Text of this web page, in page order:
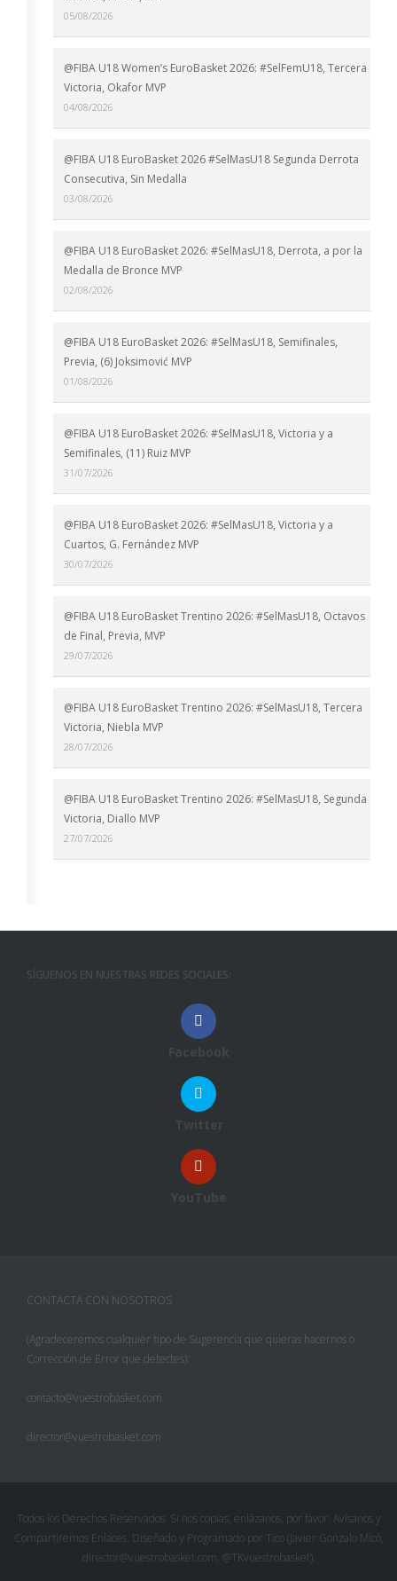
05/08/2026
@FIBA U18 Women’s EuroBasket 2026: #SelFemU18, Tercera
Victoria, Okafor MVP
04/08/2026
@FIBA U18 EuroBasket 2026 #SelMasU18 Segunda Derrota
Consecutiva, Sin Medalla
03/08/2026
@FIBA U18 EuroBasket 2026: #SelMasU18, Derrota, a por la
Medalla de Bronce MVP
02/08/2026
@FIBA U18 EuroBasket 2026: #SelMasU18, Semifinales,
Previa, (6) Joksimović MVP
01/08/2026
@FIBA U18 EuroBasket 2026: #SelMasU18, Victoria y a
Semifinales, (11) Ruiz MVP
31/07/2026
@FIBA U18 EuroBasket 2026: #SelMasU18, Victoria y a
Cuartos, G. Fernández MVP
30/07/2026
@FIBA U18 EuroBasket Trentino 2026: #SelMasU18, Octavos
de Final, Previa, MVP
29/07/2026
@FIBA U18 EuroBasket Trentino 2026: #SelMasU18, Tercera
Victoria, Niebla MVP
28/07/2026
@FIBA U18 EuroBasket Trentino 2026: #SelMasU18, Segunda
Victoria, Diallo MVP
27/07/2026
SÍGUENOS EN NUESTRAS REDES SOCIALES:
Facebook
Twitter
YouTube
CONTACTA CON NOSOTROS
(Agradeceremos cualquier tipo de Sugerencia que quieras hacernos o
Corrección de Error que detectes):
contacto@vuestrobasket.com
director@vuestrobasket.com
Todos los Derechos Reservados. Si nos copias, enlázanos, por favor. Avísanos y
Compartiremos Enlaces. Diseñado y Programado por Tico (Javier Gonzalo Micó,
director@vuestrobasket.com, @TKvuestrobasket).
Pinterest